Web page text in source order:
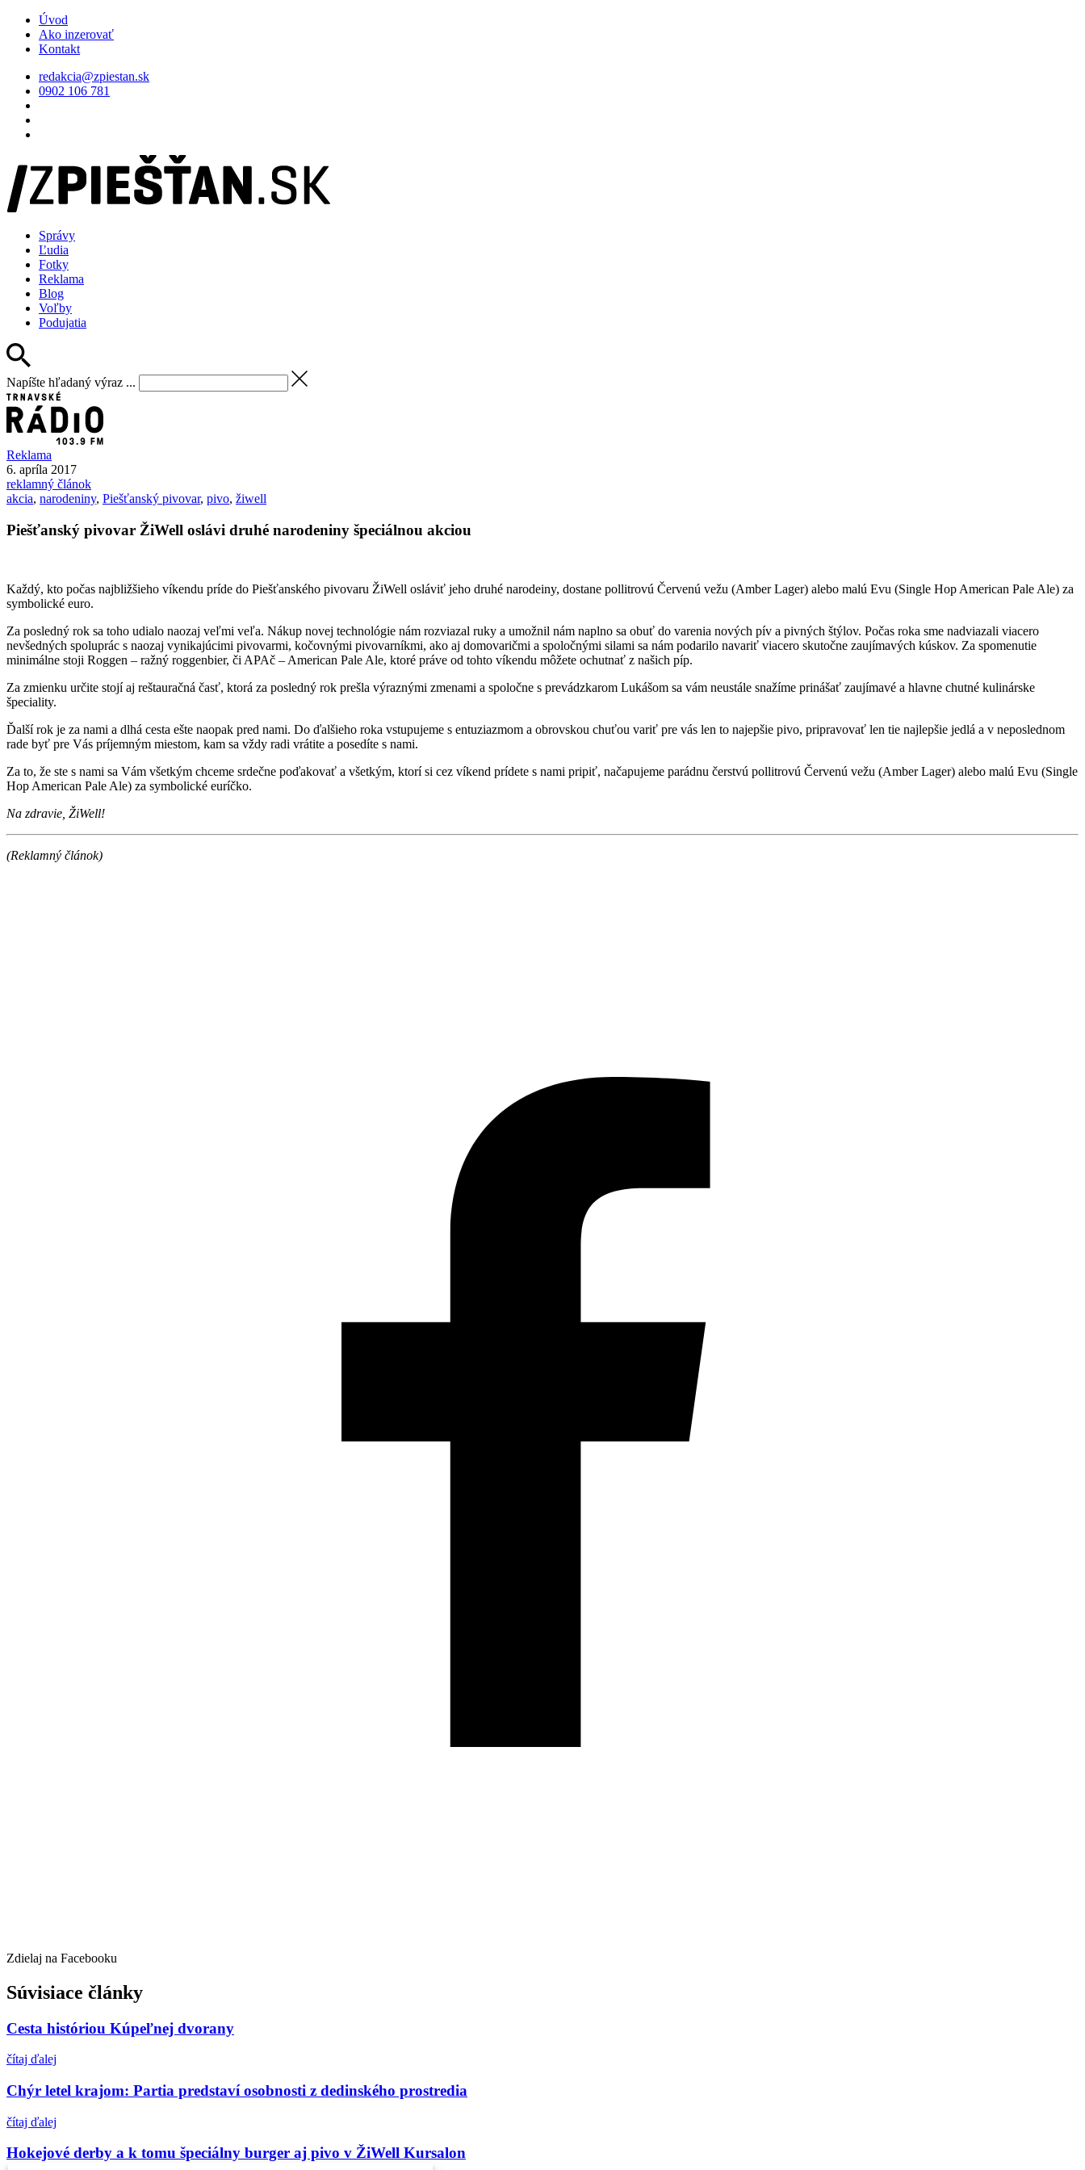
Úvod
Ako inzerovať
Kontakt
redakcia@zpiestan.sk
0902 106 781
Správy
Ľudia
Fotky
Reklama
Blog
Voľby
Podujatia
Napíšte hľadaný výraz ...
Reklama
6. apríla 2017
reklamný článok
akcia, narodeniny, Piešťanský pivovar, pivo, žiwell
Piešťanský pivovar ŽiWell oslávi druhé narodeniny špeciálnou akciou
Každý, kto počas najbližšieho víkendu príde do Piešťanského pivovaru ŽiWell osláviť jeho druhé narodeiny, dostane pollitrovú Červenú vežu (Amber Lager) alebo malú Evu (Single Hop American Pale Ale) za
symbolické euro.
Za posledný rok sa toho udialo naozaj veľmi veľa. Nákup novej technológie nám rozviazal ruky a umožnil nám naplno sa obuť do varenia nových pív a pivných štýlov. Počas roka sme nadviazali viacero
nevšedných spoluprác s naozaj vynikajúcimi pivovarmi, kočovnými pivovarníkmi, ako aj domovaričmi a spoločnými silami sa nám podarilo navariť viacero skutočne zaujímavých kúskov. Za spomenutie
minimálne stoji Roggen – ražný roggenbier, či APAč – American Pale Ale, ktoré práve od tohto víkendu môžete ochutnať z našich píp.
Za zmienku určite stojí aj reštauračná časť, ktorá za posledný rok prešla výraznými zmenami a spoločne s prevádzkarom Lukášom sa vám neustále snažíme prinášať zaujímavé a hlavne chutné kulinárske
špeciality.
Ďalší rok je za nami a dlhá cesta ešte naopak pred nami. Do ďalšieho roka vstupujeme s entuziazmom a obrovskou chuťou variť pre vás len to najepšie pivo, pripravovať len tie najlepšie jedlá a v neposlednom
rade byť pre Vás príjemným miestom, kam sa vždy radi vrátite a posedíte s nami.
Za to, že ste s nami sa Vám všetkým chceme srdečne poďakovať a všetkým, ktorí si cez víkend prídete s nami pripiť, načapujeme parádnu čerstvú pollitrovú Červenú vežu (Amber Lager) alebo malú Evu (Single
Hop American Pale Ale) za symbolické euríčko.
Na zdravie, ŽiWell!
(Reklamný článok)
Zdielaj na Facebooku
Súvisiace články
Cesta históriou Kúpeľnej dvorany
čítaj ďalej
Chýr letel krajom: Partia predstaví osobnosti z dedinského prostredia
čítaj ďalej
Hokejové derby a k tomu špeciálny burger aj pivo v ŽiWell Kursalon